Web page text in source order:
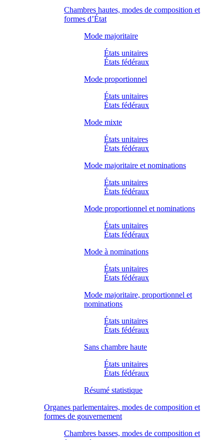
Chambres hautes, modes de composition et
formes d’État
Mode majoritaire
États unitaires
États fédéraux
Mode proportionnel
États unitaires
États fédéraux
Mode mixte
États unitaires
États fédéraux
Mode majoritaire et nominations
États unitaires
États fédéraux
Mode proportionnel et nominations
États unitaires
États fédéraux
Mode à nominations
États unitaires
États fédéraux
Mode majoritaire, proportionnel et
nominations
États unitaires
États fédéraux
Sans chambre haute
États unitaires
États fédéraux
Résumé statistique
Organes parlementaires, modes de composition et
formes de gouvernement
Chambres basses, modes de composition et